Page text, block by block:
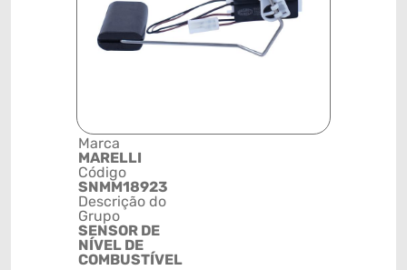
Marca
MARELLI
Código
SNMM18923
Descrição do
Grupo
SENSOR DE
NÍVEL DE
COMBUSTÍVEL